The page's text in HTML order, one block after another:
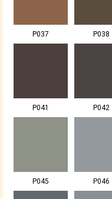
P037 P038
P041 P042
P045 P046